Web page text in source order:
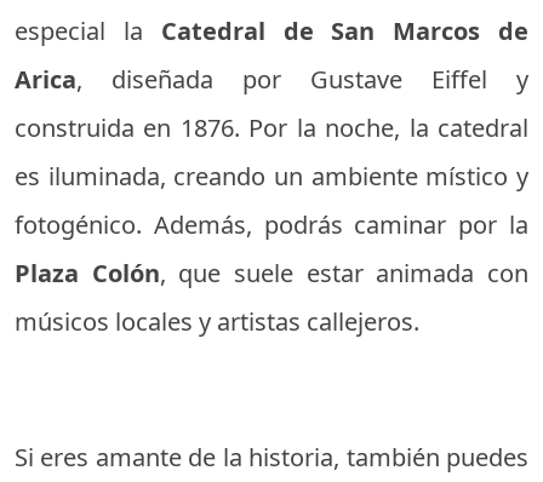
especial la Catedral de San Marcos de
Arica, diseñada por Gustave Eiffel y
construida en 1876. Por la noche, la catedral
es iluminada, creando un ambiente místico y
fotogénico. Además, podrás caminar por la
Plaza Colón, que suele estar animada con
músicos locales y artistas callejeros.
Si eres amante de la historia, también puedes